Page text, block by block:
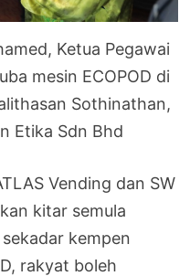
Ketua Pegawai
mesin ECOPOD di
Sothinathan,
Etika Sdn Bhd
Vending dan SW
kitar semula
kempen
rakyat boleh